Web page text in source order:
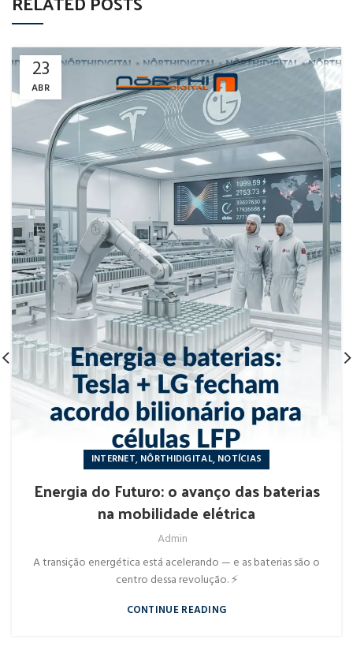
23
ABR
INTERNET, NÔRTHIDIGITAL, NOTÍCIAS
Energia do Futuro: o avanço das baterias
na mobilidade elétrica
Admin
A transição energética está acelerando — e as baterias são o
centro dessa revolução. ⚡
CONTINUE READING